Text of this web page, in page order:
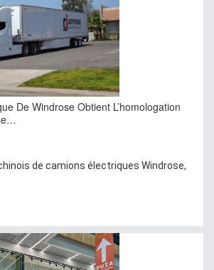
De Windrose Obtient L’homologation
de camions électriques Windrose,